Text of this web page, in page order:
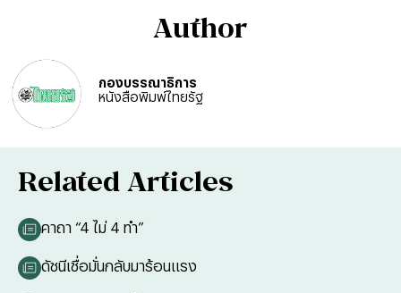
Author
กองบรรณาธิการ
หนังสือพิมพ์ไทยรัฐ
Related Articles
คาถา “4 ไม่ 4 ทำ”
ดัชนีเชื่อมั่นกลับมาร้อนแรง